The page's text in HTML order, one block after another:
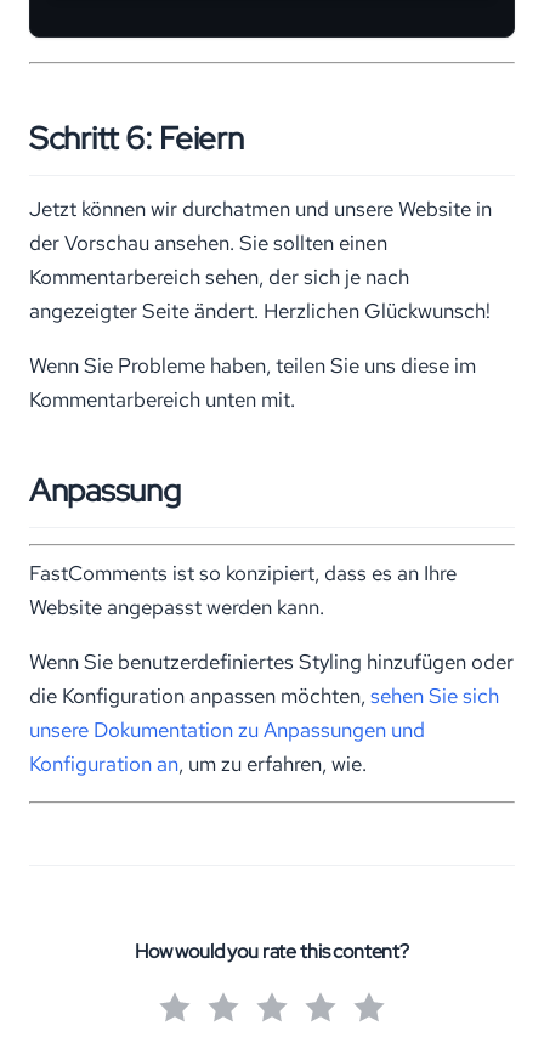
Schritt 6: Feiern
Jetzt können wir durchatmen und unsere Website in
der Vorschau ansehen. Sie sollten einen
Kommentarbereich sehen, der sich je nach
angezeigter Seite ändert. Herzlichen Glückwunsch!
Wenn Sie Probleme haben, teilen Sie uns diese im
Kommentarbereich unten mit.
Anpassung
FastComments ist so konzipiert, dass es an Ihre
Website angepasst werden kann.
Wenn Sie benutzerdefiniertes Styling hinzufügen oder
die Konfiguration anpassen möchten, sehen Sie sich
unsere Dokumentation zu Anpassungen und
Konfiguration an, um zu erfahren, wie.
How would you rate this content?